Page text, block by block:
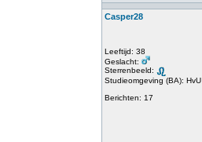
Casper28
Leeftijd: 38
Geslacht:
Sterrenbeeld:
Studieomgeving (BA): HvU
Berichten: 17